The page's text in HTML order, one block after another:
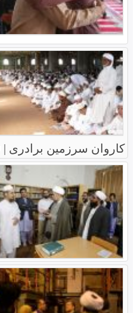
کاروان سرزمین برادری |